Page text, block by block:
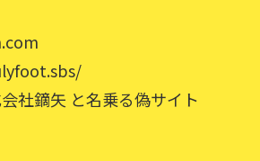
会社鏑矢 と名乗る偽サイト